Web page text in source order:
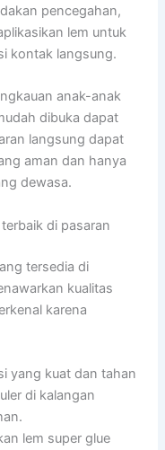
pencegahan,
lem untuk
kontak langsung.
anak-anak
dibuka dapat
langsung dapat
aman dan hanya
dewasa.
di pasaran
tersedia di
kualitas
karena
yang kuat dan tahan
di kalangan
lem super glue